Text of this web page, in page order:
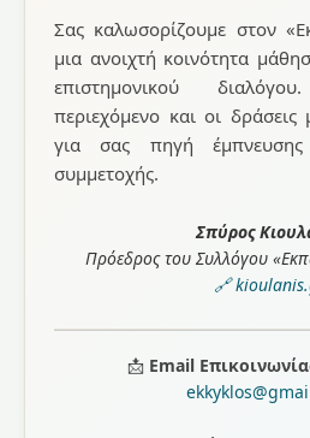
Σας καλωσορίζουμε στον
μια ανοιχτή κοινότητα
επιστημονικού
περιεχόμενο και οι
για σας πηγή έμπνευσης
συμμετοχής.
Σπύρος
Πρόεδρος του Συλλόγου
🔗
📩 Email